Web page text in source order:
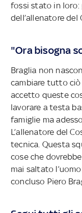
fossi stato in loro:
dell’allenatore del
"Ora bisogna
Braglia non
cambiare tutto ciò
accetto queste
lavorare a testa
famiglie ma
L’allenatore del
tecnica. Questa
cose che
mai saltato
concluso Piero